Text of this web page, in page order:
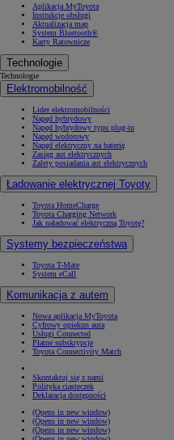
Aplikacja MyToyota
Instrukcje obsługi
Aktualizacja map
System Bluetooth®
Karty Ratownicze
Technologie
Technologie
Elektromobilność
Lider elektromobilności
Napęd hybrydowy
Napęd hybrydowy typu plug-in
Napęd wodorowy
Napęd elektryczny na baterię
Zasięg aut elektrycznych
Zalety posiadania aut elektrycznych
Ładowanie elektrycznej Toyoty
Toyota HomeCharge
Toyota Charging Network
Jak naładować elektryczną Toyotę?
Systemy bezpieczeństwa
Toyota T-Mate
System eCall
Komunikacja z autem
Nowa aplikacja MyToyota
Cyfrowy opiekun auta
Usługi Connected
Płatne subskrypcje
Toyota Connectivity Match
Skontaktuj się z nami
Polityka ciasteczek
Deklaracja dostępności
(Opens in new window)
(Opens in new window)
(Opens in new window)